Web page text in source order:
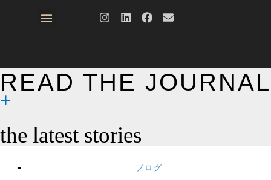
READ THE JOURNAL
the latest stories
ブログ